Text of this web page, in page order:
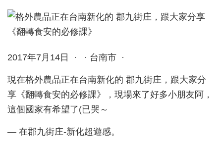
2017年7月14日 · · 台南市 ·
現在格外農品正在台南新化的 郡九街庄，跟大家分
享《翻轉食安的必修課》，現場來了好多小朋友阿，
這個國家有希望了(已哭～
— 在郡九街庄-新化超遊感。